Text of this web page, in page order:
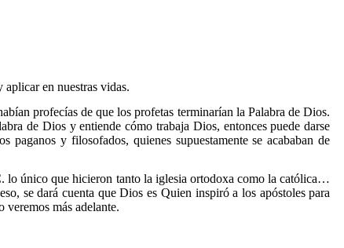
aplicar en nuestras vidas.
profecías de que los profetas terminarían la Palabra de Dios.
de Dios y entiende cómo trabaja Dios, entonces puede darse
y filosofados, quienes supuestamente se acababan de
lo único que hicieron tanto la iglesia ortodoxa como la católica…
se dará cuenta que Dios es Quien inspiró a los apóstoles para
más adelante.